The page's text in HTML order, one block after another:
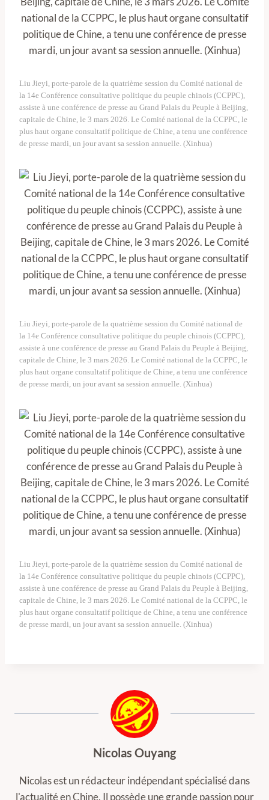
Liu Jieyi, porte-parole de la quatrième session du Comité national de
la 14e Conférence consultative politique du peuple chinois (CCPPC),
assiste à une conférence de presse au Grand Palais du Peuple à Beijing,
capitale de Chine, le 3 mars 2026. Le Comité national de la CCPPC, le
plus haut organe consultatif politique de Chine, a tenu une conférence
de presse mardi, un jour avant sa session annuelle. (Xinhua)
Liu Jieyi, porte-parole de la quatrième session du Comité national de
la 14e Conférence consultative politique du peuple chinois (CCPPC),
assiste à une conférence de presse au Grand Palais du Peuple à Beijing,
capitale de Chine, le 3 mars 2026. Le Comité national de la CCPPC, le
plus haut organe consultatif politique de Chine, a tenu une conférence
de presse mardi, un jour avant sa session annuelle. (Xinhua)
Liu Jieyi, porte-parole de la quatrième session du Comité national de
la 14e Conférence consultative politique du peuple chinois (CCPPC),
assiste à une conférence de presse au Grand Palais du Peuple à Beijing,
capitale de Chine, le 3 mars 2026. Le Comité national de la CCPPC, le
plus haut organe consultatif politique de Chine, a tenu une conférence
de presse mardi, un jour avant sa session annuelle. (Xinhua)
Nicolas Ouyang
Nicolas est un rédacteur indépendant spécialisé dans
l'actualité en Chine. Il possède une grande passion pour